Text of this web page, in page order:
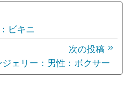
ビキニ
次の投稿
ジェリー：男性：ボクサー